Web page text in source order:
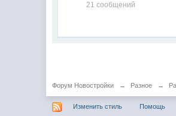
21 сообщений
Форум Новостройки → Разное →
Изменить стиль Помощь